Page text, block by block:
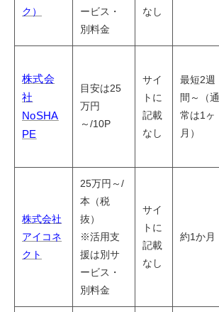
ク）
ービス・
別料金
なし
株式会
社
NoSHA
PE
目安は25
万円
～/10P
サイ
トに
記載
なし
最短2週
間～（通
常は1ヶ
月）
株式会社
アイコネ
クト
25万円～/
本（税
抜）
※活用支
援は別サ
ービス・
別料金
サイ
トに
記載
なし
約1か月